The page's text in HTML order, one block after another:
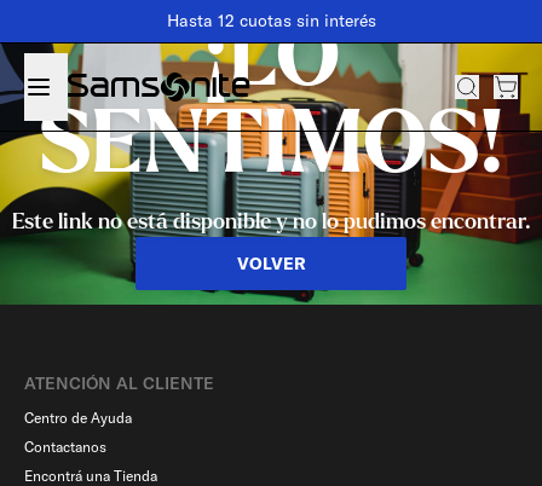
Hasta 12 cuotas sin interés
¡LO
SENTIMOS!
Este link no está disponible y no lo pudimos encontrar.
VOLVER
ATENCIÓN AL CLIENTE
Centro de Ayuda
Contactanos
Encontrá una Tienda